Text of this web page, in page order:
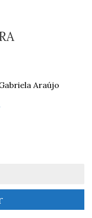
Araújo